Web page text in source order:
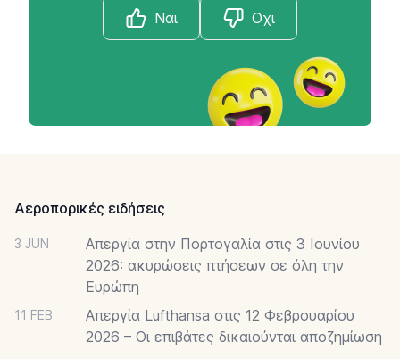
Ναι Οχι
Αεροπορικές ειδήσεις
3 JUN
Απεργία στην Πορτογαλία στις 3 Ιουνίου
2026: ακυρώσεις πτήσεων σε όλη την
Ευρώπη
11 FEB
Απεργία Lufthansa στις 12 Φεβρουαρίου
2026 – Οι επιβάτες δικαιούνται αποζημίωση